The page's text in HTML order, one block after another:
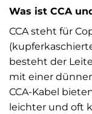
Was ist CCA
CCA steht für
besteht der
mit einer
CCA-Kabel
leichter und oft